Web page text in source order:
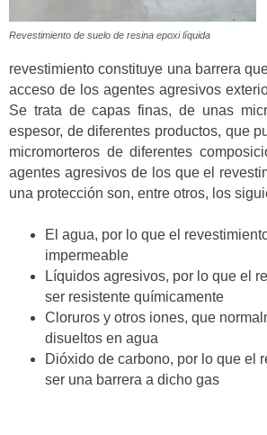
Revestimiento de suelo de resina epoxi líquida
revestimiento constituye una barrera
acceso de los agentes agresivos
Se trata de capas finas, de unas
espesor, de diferentes productos, que
micromorteros de diferentes
agentes agresivos de los que el
una protección son, entre otros, los
El agua, por lo que el
impermeable
Líquidos agresivos, por lo que el
ser resistente químicamente
Cloruros y otros iones, que
disueltos en agua
Dióxido de carbono, por lo que el
ser una barrera a dicho gas